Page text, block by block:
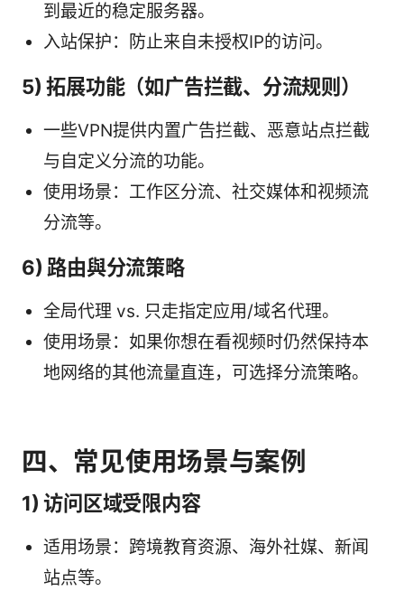
到最近的稳定服务器。
入站保护：防止来自未授权IP的访问。
5) 拓展功能（如广告拦截、分流规则）
一些VPN提供内置广告拦截、恶意站点拦截
与自定义分流的功能。
使用场景：工作区分流、社交媒体和视频流
分流等。
6) 路由與分流策略
全局代理 vs. 只走指定应用/域名代理。
使用场景：如果你想在看视频时仍然保持本
地网络的其他流量直连，可选择分流策略。
四、常见使用场景与案例
1) 访问区域受限内容
适用场景：跨境教育资源、海外社媒、新闻
站点等。